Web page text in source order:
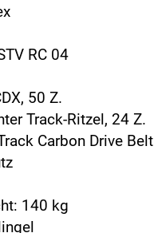
RC 04
50 Z.
Track-Ritzel, 24 Z.
Carbon Drive Belt
140 kg